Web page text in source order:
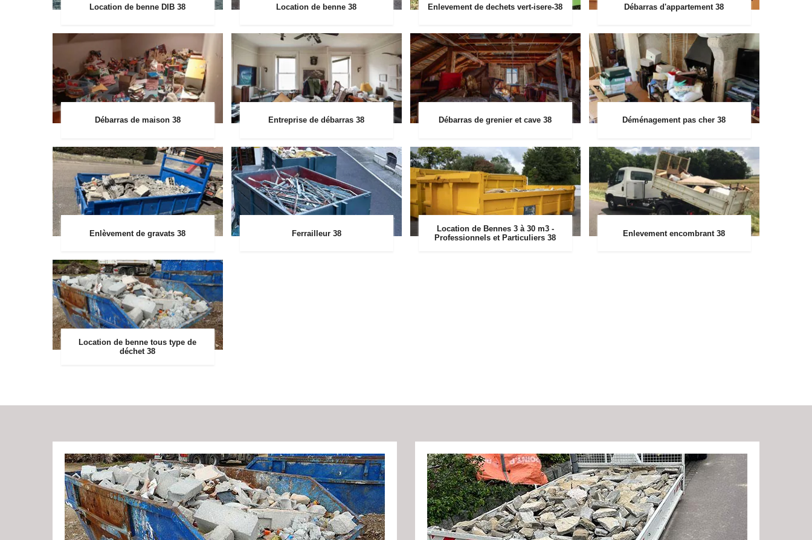
Location de benne DIB 38 Location de benne 38 Enlevement de dechets vert-isere-38 Débarras d'appartement 38
Débarras de maison 38 Entreprise de débarras 38 Débarras de grenier et cave 38 Déménagement pas cher 38
Enlèvement de gravats 38 Ferrailleur 38
Location de Bennes 3 à 30 m3 -
Professionnels et Particuliers 38
Enlevement encombrant 38
Location de benne tous type de
déchet 38